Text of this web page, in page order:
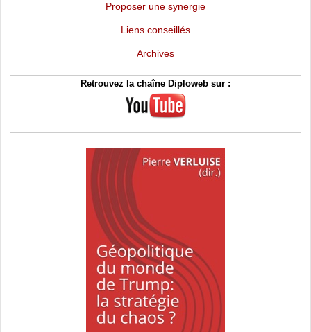
Proposer une synergie
Liens conseillés
Archives
Retrouvez la chaîne Diploweb sur :